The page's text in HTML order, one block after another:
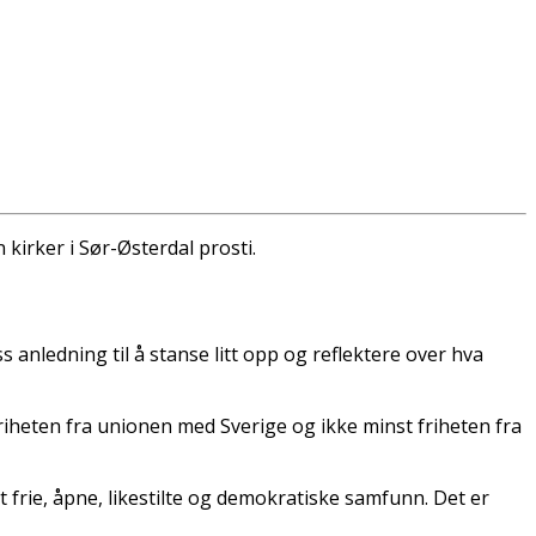
kirker i Sør-Østerdal prosti.
anledning til å stanse litt opp og reflektere over hva
fra unionen med Sverige og ikke minst friheten fra
frie, åpne, likestilte og demokratiske samfunn. Det er